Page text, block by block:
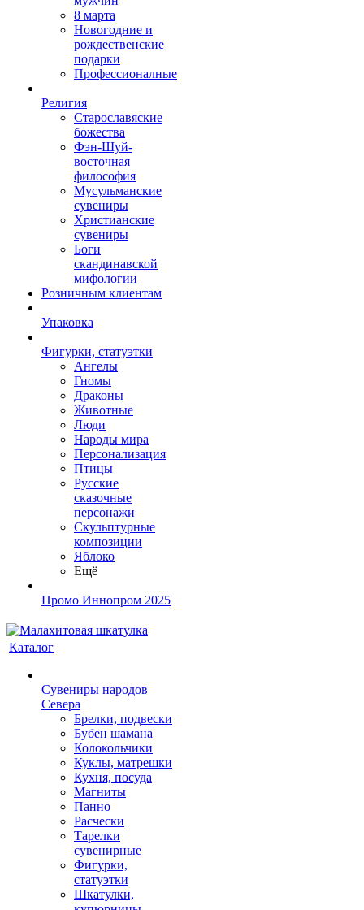
8 марта
Новогодние и
рождественские
подарки
Профессионалные
Религия
Старославяские
божества
Фэн-Шуй-
восточная
философия
Мусульманские
сувениры
Христианские
сувениры
Боги
скандинавской
мифологии
Розничным клиентам
Упаковка
Фигурки, статуэтки
Ангелы
Гномы
Драконы
Животные
Люди
Народы мира
Персонализация
Птицы
Русские
сказочные
персонажи
Скульптурные
композиции
Яблоко
Ещё
Промо Иннопром 2025
Каталог
Сувениры народов
Севера
Брелки, подвески
Бубен шамана
Колокольчики
Куклы, матрешки
Кухня, посуда
Магниты
Панно
Расчески
Тарелки
сувенирные
Фигурки,
статуэтки
Шкатулки,